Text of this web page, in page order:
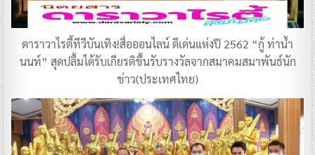
ดาราวาไรตี้ทีวีบันเทิง!สื่อออนไลน์ ดีเด่นแห่งปี 2562 “กู้ ท่าน้ำ
นนท์” สุดปลื้มได้รับเกียรติขึ้นรับรางวัลจากสมาคมสมาพันธ์นัก
ข่าว(ประเทศไทย)